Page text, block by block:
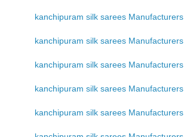
kanchipuram silk sarees Manufacturers
kanchipuram silk sarees Manufacturers
kanchipuram silk sarees Manufacturers
kanchipuram silk sarees Manufacturers
kanchipuram silk sarees Manufacturers